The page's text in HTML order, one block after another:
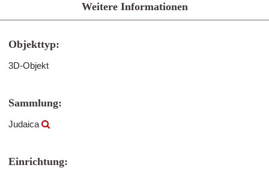
Weitere Informationen
Objekttyp:
3D-Objekt
Sammlung:
Judaica
Einrichtung: